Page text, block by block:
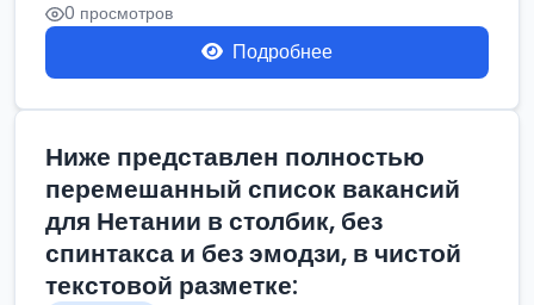
0 просмотров
Подробнее
Ниже представлен полностью
перемешанный список вакансий
для Нетании в столбик, без
спинтакса и без эмодзи, в чистой
текстовой разметке: